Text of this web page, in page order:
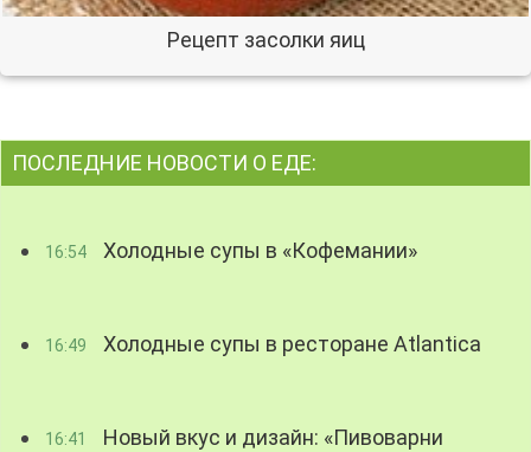
Рецепт засолки яиц
ПОСЛЕДНИЕ НОВОСТИ О ЕДЕ:
16:54 Холодные супы в «Кофемании»
16:49 Холодные супы в ресторане Atlantica
16:41
Новый вкус и дизайн: «Пивоварни